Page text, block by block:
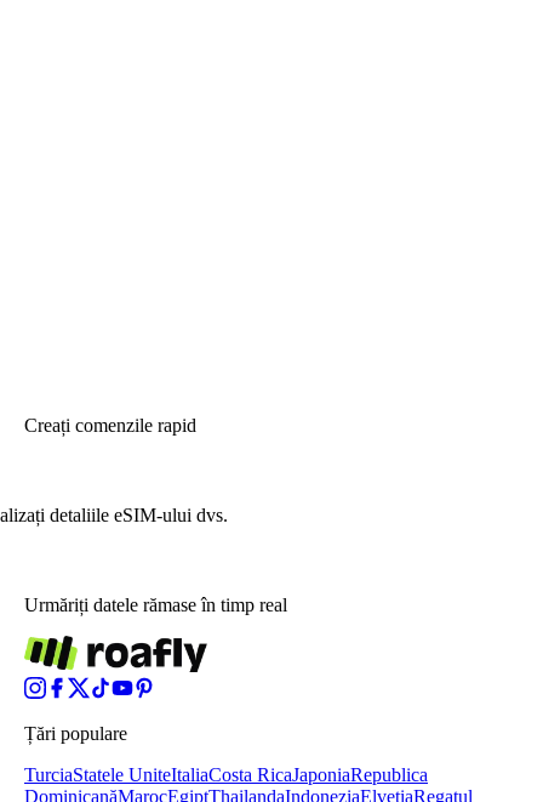
Creați comenzile rapid
detaliile eSIM-ului dvs.
Urmăriți datele rămase în timp real
Țări populare
TurciaStatele UniteItaliaCosta RicaJaponiaRepublica
DominicanăMarocEgiptThailandaIndoneziaElvețiaRegatul